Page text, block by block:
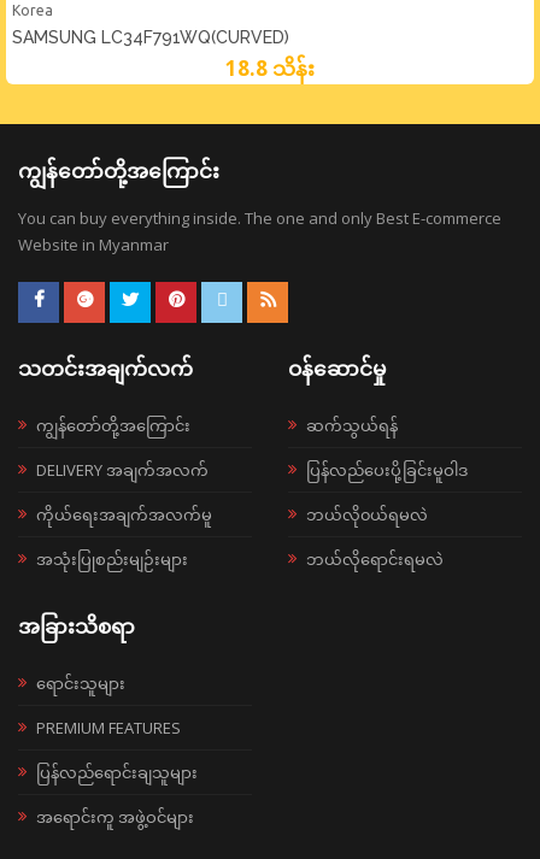
Korea
SAMSUNG LC34F791WQ(CURVED)
18.8 သိန်း
ကျွန်တော်တို့အကြောင်း
You can buy everything inside. The one and only Best E-commerce
Website in Myanmar
သတင်းအချက်လက်
ကျွန်တော်တို့အကြောင်း
DELIVERY အချက်အလက်
ကိုယ်ရေးအချက်အလက်မူ
အသုံးပြုစည်းမျဉ်းများ
ဝန်ဆောင်မှု
ဆက်သွယ်ရန်
ပြန်လည်ပေးပို့ခြင်းမူဝါဒ
ဘယ်လို၀ယ်ရမလဲ
ဘယ်လိုရောင်းရမလဲ
အခြားသိစရာ
ရောင်းသူများ
PREMIUM FEATURES
ပြန်လည်ရောင်းချသူများ
အရောင်းကူ အဖွဲ့ဝင်များ